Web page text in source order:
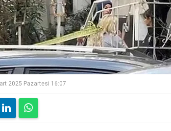
2025 Pazartesi 16:07